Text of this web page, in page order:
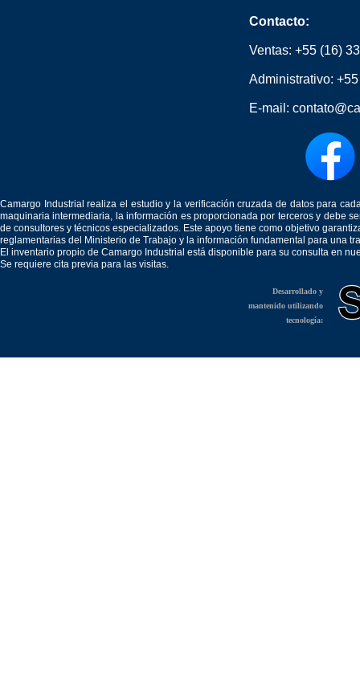
Contacto:
Ventas: +55 (16)
Administrativo:
E-mail:
Camargo Industrial realiza el estudio y la verificación cruzada de datos para
maquinaria intermediaria, la información es proporcionada por terceros y debe
de consultores y técnicos especializados. Este apoyo tiene como objetivo
reglamentarias del Ministerio de Trabajo y la información fundamental para una
El inventario propio de Camargo Industrial está disponible para su consulta en
Se requiere cita previa para las visitas.
Desarrollado y
mantenido utilizando
tecnología: